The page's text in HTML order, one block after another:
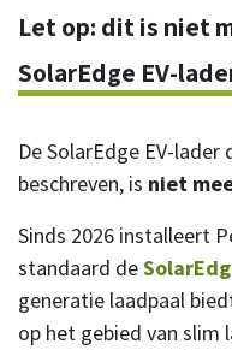
Let op: dit is niet
SolarEdge EV-
De SolarEdge EV-
beschreven, is niet
Sinds 2026 installeert
standaard de
generatie laadpaal
op het gebied van slim